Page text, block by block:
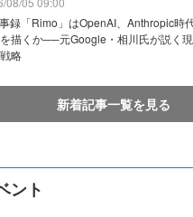
録「Rimo」はOpenAI、Anthropic時
描くか──元Google・相川氏が説く
略
新着記事一覧を見る
ント